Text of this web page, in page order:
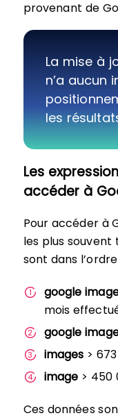
provenant de
La mise à
n’a aucun
les
Les
accéder à
Pour accéder à
les plus
sont dans
google
mois
google
images >
image > 450
Ces données